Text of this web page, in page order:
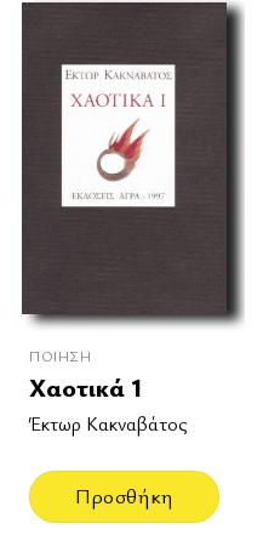
ΠΟΊΗΣΗ
Χαοτικά 1
Έκτωρ Κακναβάτος
Προσθήκη